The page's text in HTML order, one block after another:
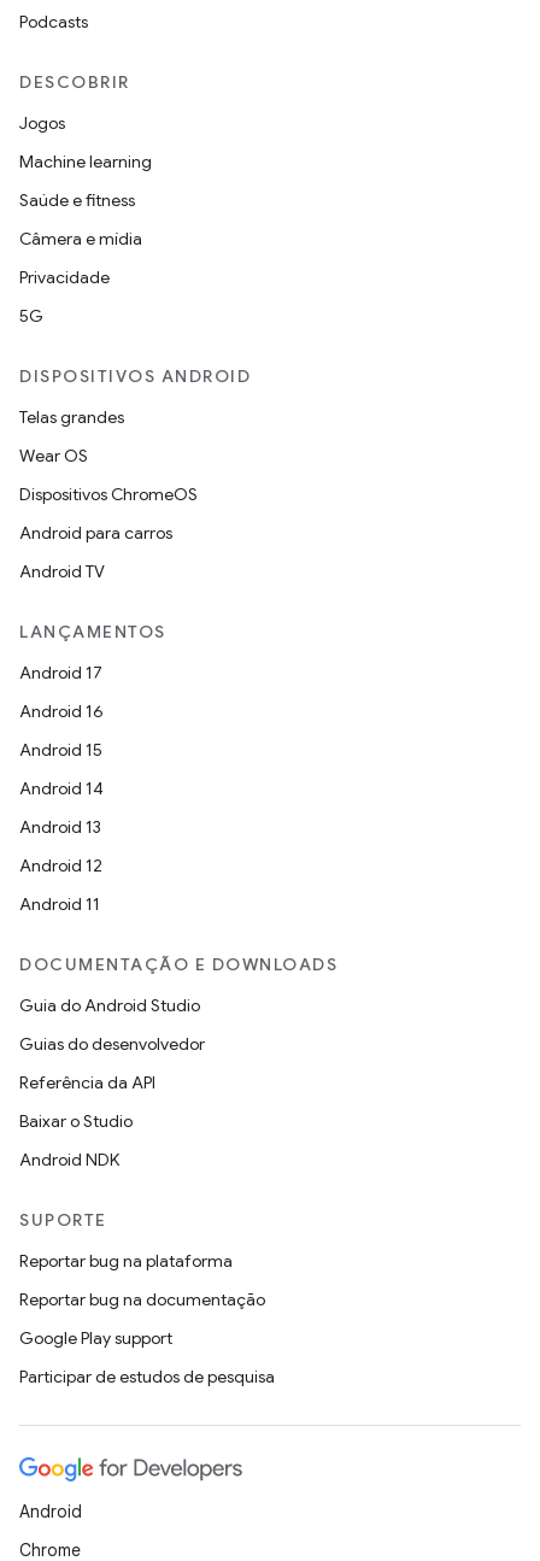
Podcasts
DESCOBRIR
Jogos
Machine learning
Saúde e fitness
Câmera e mídia
Privacidade
5G
DISPOSITIVOS ANDROID
Telas grandes
Wear OS
Dispositivos ChromeOS
Android para carros
Android TV
LANÇAMENTOS
Android 17
Android 16
Android 15
Android 14
Android 13
Android 12
Android 11
DOCUMENTAÇÃO E DOWNLOADS
Guia do Android Studio
Guias do desenvolvedor
Referência da API
Baixar o Studio
Android NDK
SUPORTE
Reportar bug na plataforma
Reportar bug na documentação
Google Play support
Participar de estudos de pesquisa
Android
Chrome